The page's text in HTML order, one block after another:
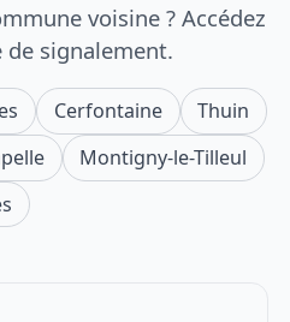
voisine ? Accédez
de signalement.
Cerfontaine
Thuin
Montigny-le-Tilleul